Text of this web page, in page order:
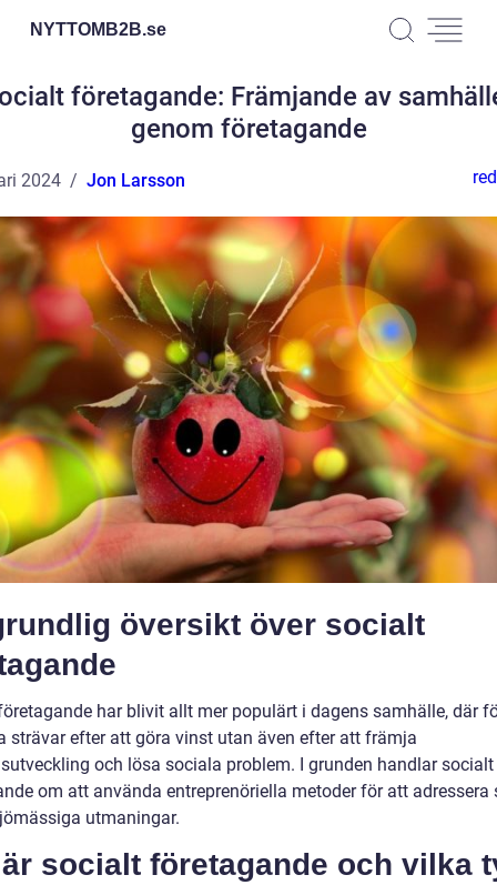
NYTTOMB2B.se
företagande: Främjande av
genom företagande
2024 Jon Larsson
översikt över socialt
har blivit allt mer populärt i dagens samhälle, där
strävar efter att göra vinst utan även efter att främja
och lösa sociala problem. I grunden handlar socialt
om att använda entreprenöriella metoder för att adressera
utmaningar.
socialt företagande och vilka